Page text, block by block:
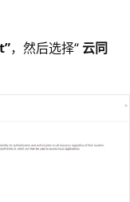
，然后选择“云同